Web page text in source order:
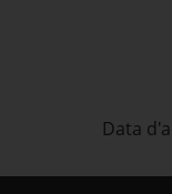
Data